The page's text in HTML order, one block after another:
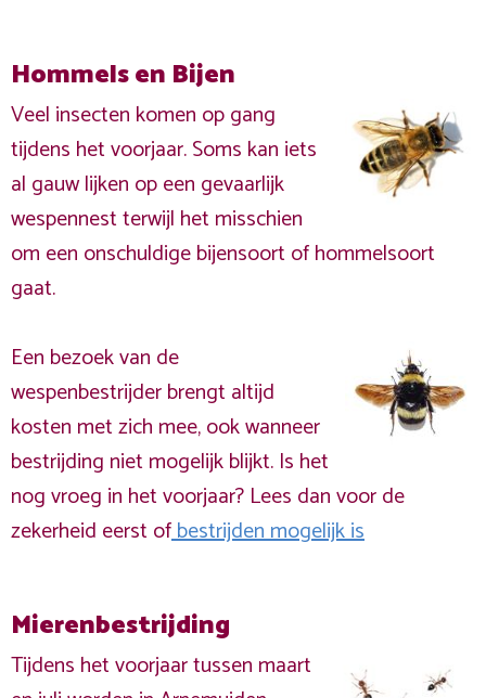
Hommels en Bijen
Veel insecten komen op gang
tijdens het voorjaar. Soms kan iets
al gauw lijken op een gevaarlijk
wespennest terwijl het misschien
om een onschuldige bijensoort of hommelsoort
gaat.
Een bezoek van de
wespenbestrijder brengt altijd
kosten met zich mee, ook wanneer
bestrijding niet mogelijk blijkt. Is het
nog vroeg in het voorjaar? Lees dan voor de
zekerheid eerst ofbestrijden mogelijk is
Mierenbestrijding
Tijdens het voorjaar tussen maart